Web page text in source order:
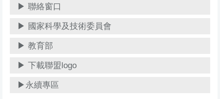
▶ 聯絡窗口
▶ 國家科學及技術委員會
▶ 教育部
▶ 下載聯盟logo
▶永續專區